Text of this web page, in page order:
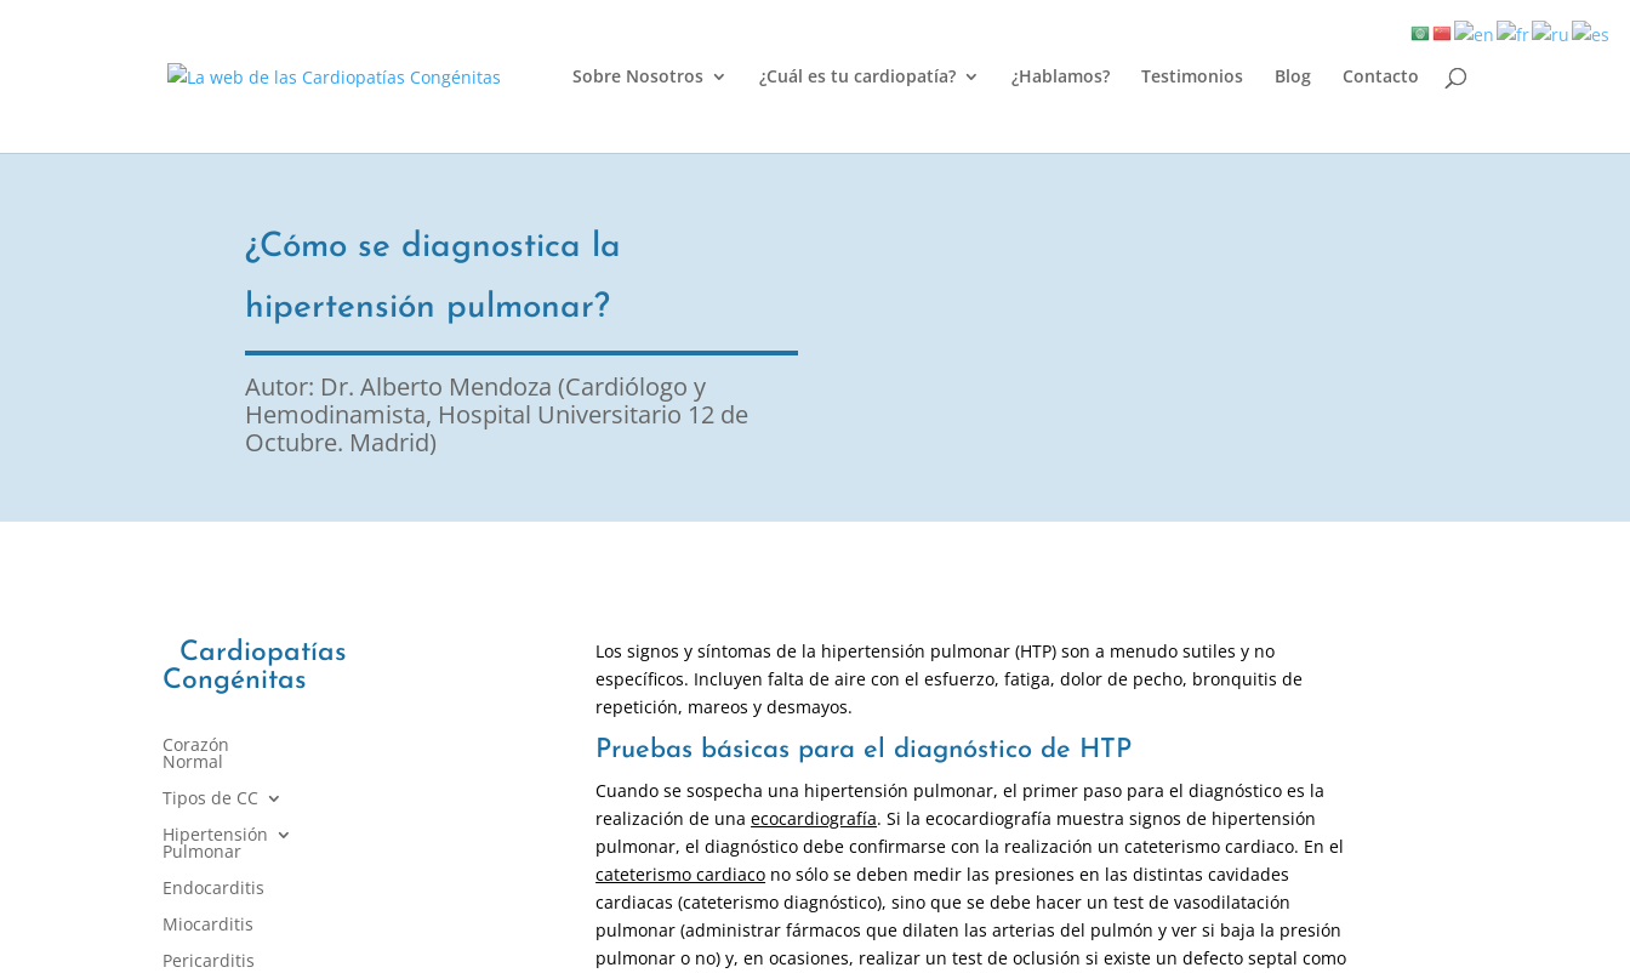
Sobre Nosotros ¿Cuál es tu cardiopatía? ¿Hablamos? Testimonios Blog Contacto
¿Cómo se diagnostica la
hipertensión pulmonar?
Autor: Dr. Alberto Mendoza (Cardiólogo y
Hemodinamista, Hospital Universitario 12 de
Octubre. Madrid)
Cardiopatías
Congénitas
Corazón
Normal
Tipos de CC
Hipertensión
Pulmonar
Endocarditis
Miocarditis
Pericarditis
Los signos y síntomas de la hipertensión pulmonar (HTP) son a menudo sutiles y no
específicos. Incluyen falta de aire con el esfuerzo, fatiga, dolor de pecho, bronquitis de
repetición, mareos y desmayos.
Pruebas básicas para el diagnóstico de HTP
Cuando se sospecha una hipertensión pulmonar, el primer paso para el diagnóstico es la
realización de unaecocardiografía. Si la ecocardiografía muestra signos de hipertensión
pulmonar, el diagnóstico debe confirmarse con la realización un cateterismo cardiaco. En el
cateterismo cardiaco no sólo se deben medir las presiones en las distintas cavidades
cardiacas (cateterismo diagnóstico), sino que se debe hacer un test de vasodilatación
pulmonar (administrar fármacos que dilaten las arterias del pulmón y ver si baja la presión
pulmonar o no) y, en ocasiones, realizar un test de oclusión si existe un defecto septal como